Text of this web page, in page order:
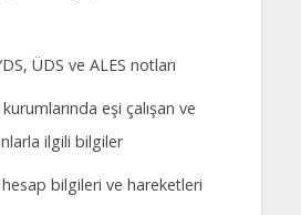
ÜDS ve ALES notları
eşi çalışan ve
ilgili bilgiler
hesap bilgileri ve hareketleri